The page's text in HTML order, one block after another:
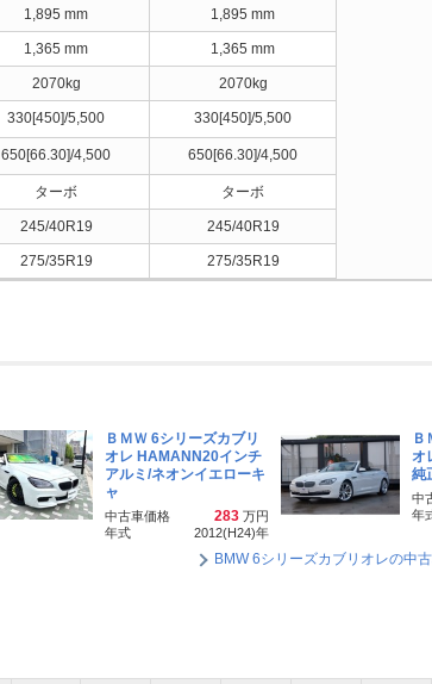
1,895 mm 1,895 mm
1,365 mm 1,365 mm
2070kg 2070kg
330[450]/5,500 330[450]/5,500
650[66.30]/4,500 650[66.30]/4,500
ターボ ターボ
245/40R19 245/40R19
275/35R19 275/35R19
ＢＭＷ 6シリーズカブリ
オレ HAMANN20インチ
アルミ/ネオンイエローキ
ャ
中古車価格 283 万円
年式
2012(H24)年
Ｂ
オ
純
中
年
BMW 6シリーズカブリオレの中